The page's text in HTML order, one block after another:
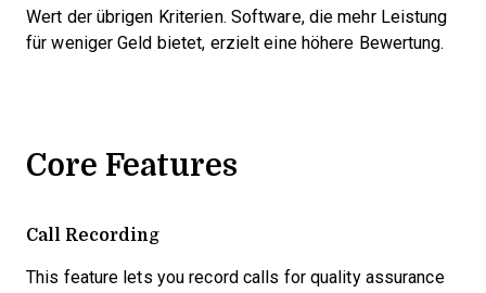
Wert der übrigen Kriterien. Software, die mehr Leistung
für weniger Geld bietet, erzielt eine höhere Bewertung.
Core Features
Call Recording
This feature lets you record calls for quality assurance